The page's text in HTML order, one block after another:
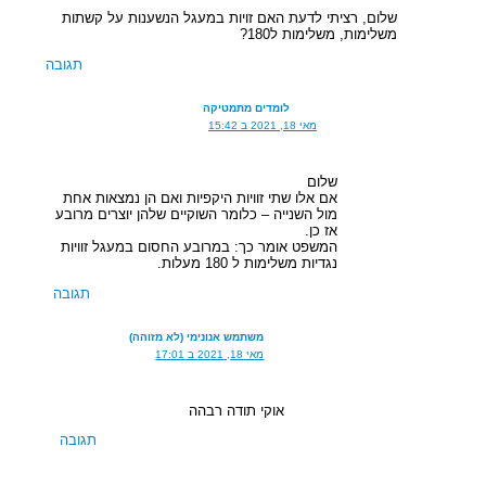
שלום, רציתי לדעת האם זויות במעגל הנשענות על קשתות
משלימות, משלימות ל180?
תגובה
לומדים מתמטיקה
מאי 18, 2021 ב 15:42
שלום
אם אלו שתי זוויות היקפיות ואם הן נמצאות אחת
מול השנייה – כלומר השוקיים שלהן יוצרים מרובע
אז כן.
המשפט אומר כך: במרובע החסום במעגל זוויות
נגדיות משלימות ל 180 מעלות.
תגובה
משתמש אנונימי (לא מזוהה)
מאי 18, 2021 ב 17:01
אוקי תודה רבהה
תגובה